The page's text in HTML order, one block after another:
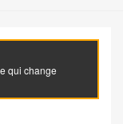
qui change